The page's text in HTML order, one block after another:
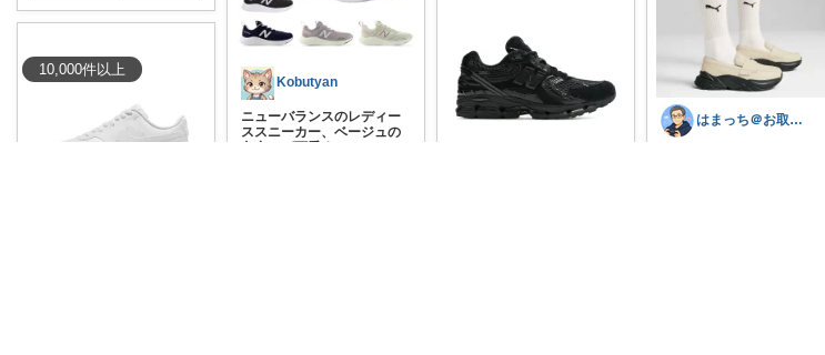
10,000件以上
Kobutyan
ニューバランスのレディー
ススニーカー、ベージュの
はまっち＠お取り寄せ・便利グッズ・ゲーム